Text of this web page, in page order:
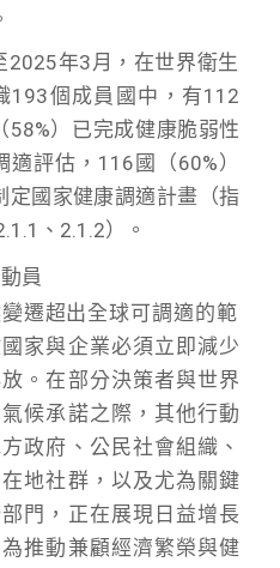
2025年3月，在世界衛生
193個成員國中，有112
58%）已完成健康脆弱性
適評估，116國（60%）
定國家健康調適計畫（指
、2.1.2）。
員
遷超出全球可調適的範
家與企業必須立即減少
。在部分決策者與世界
候承諾之際，其他行動
政府、公民社會組織、
地社群，以及尤為關鍵
門，正在展現日益增長
推動兼顧經濟繁榮與健